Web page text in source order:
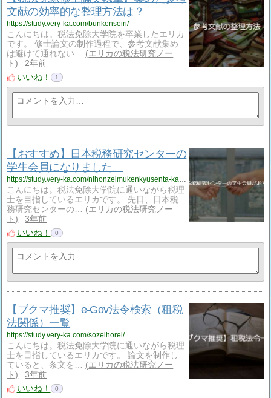
文献の効率的な整理方法は？
https://study.very-ka.com/bunkenseiri/
こんにちは。税法免除大学院を卒業したエリカ
です。 修士論文の制作過程で、参考文献集め
は避けて通れない…
エリカの税法研究ノー
ト
2年前
いいね！
1
【おすすめ】日本税務研究センターの
学生会員になりました。
こんにちは。税法免除大学院に通いながら税理
士を目指しているエリカです。 先日、日本税
務研究センターの…
エリカの税法研究ノー
ト
3年前
いいね！
0
【ブクマ推奨】e-Gov法令検索（租税
法関係）一覧
https://study.very-ka.com/sozeihorei/
こんにちは。税法免除大学院に通いながら税理
士を目指しているエリカです。 論文を制作し
ていると、条文を…
エリカの税法研究ノー
ト
3年前
いいね！
0